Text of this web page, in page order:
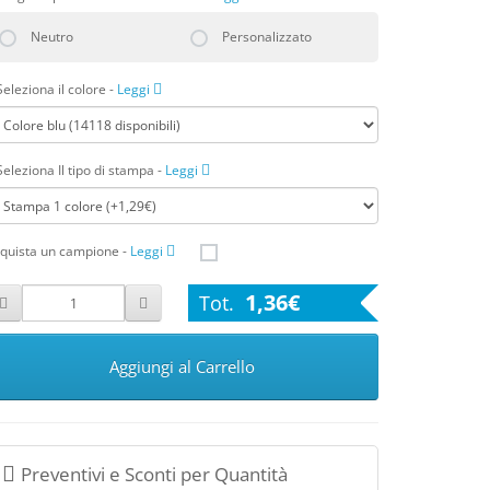
Neutro Personalizzato
il colore - Leggi
Il tipo di stampa - Leggi
un campione - Leggi
1,36€
Aggiungi al Carrello
Preventivi e Sconti per Quantità